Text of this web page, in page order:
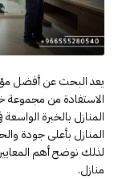
يعد البحث عن أفضل
الاستفادة من مجموعة
المنازل بالخبرة
المنازل بأعلى جودة
لذلك نوضح أهم
منازل.